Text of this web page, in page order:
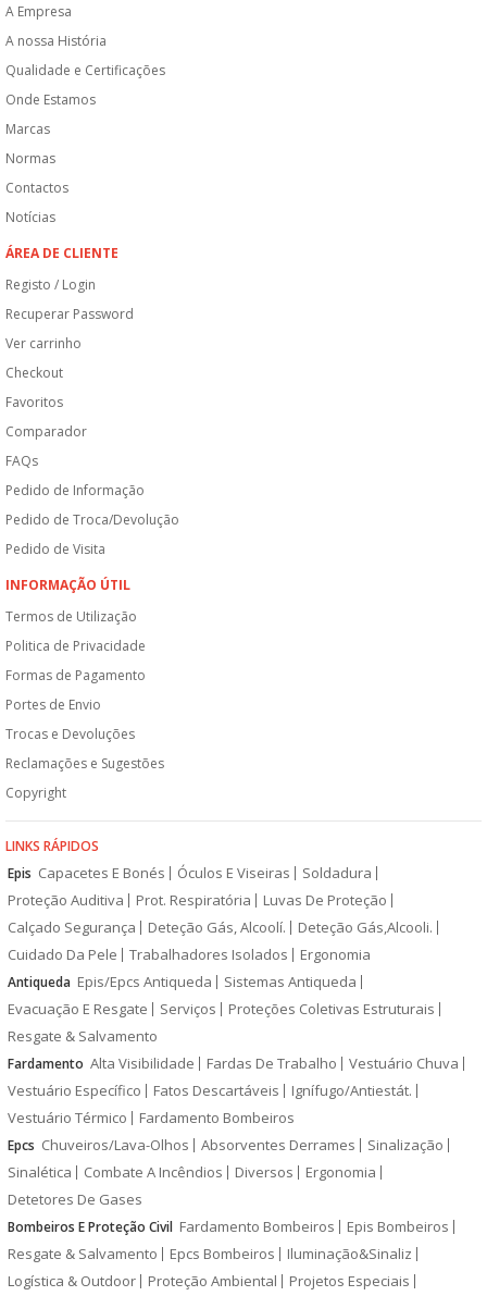
A Empresa
A nossa História
Qualidade e Certificações
Onde Estamos
Marcas
Normas
Contactos
Notícias
ÁREA DE CLIENTE
Registo / Login
Recuperar Password
Ver carrinho
Checkout
Favoritos
Comparador
FAQs
Pedido de Informação
Pedido de Troca/Devolução
Pedido de Visita
INFORMAÇÃO ÚTIL
Termos de Utilização
Politica de Privacidade
Formas de Pagamento
Portes de Envio
Trocas e Devoluções
Reclamações e Sugestões
Copyright
LINKS RÁPIDOS
Epis Capacetes E Bonés Óculos E Viseiras
Soldadura
Proteção Auditiva
Prot. Respiratória
Luvas De Proteção
Calçado Segurança
Deteção Gás, Alcoolí.
Deteção Gás,Alcooli.
Cuidado Da Pele
Trabalhadores Isolados Ergonomia
Antiqueda Epis/Epcs Antiqueda
Sistemas Antiqueda
Evacuação E Resgate
Serviços
Proteções Coletivas Estruturais
Resgate & Salvamento
Fardamento Alta Visibilidade Fardas De Trabalho
Vestuário Chuva
Vestuário Específico
Fatos Descartáveis
Ignífugo/Antiestát.
Vestuário Térmico
Fardamento Bombeiros
Epcs Chuveiros/Lava-Olhos Absorventes Derrames
Sinalização
Sinalética
Combate A Incêndios Diversos
Ergonomia
Detetores De Gases
Bombeiros E Proteção Civil Fardamento Bombeiros
Epis Bombeiros
Resgate & Salvamento
Epcs Bombeiros
Iluminação&Sinaliz
Logística & Outdoor
Proteção Ambiental
Projetos Especiais